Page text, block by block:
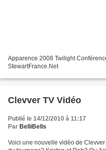
Apparence 2008 Twilight
StewartFrance.Net
Clevver TV Vidéo
Publié le 14/12/2010 à 11:17
Par BelliBells
Voici une nouvelle vidéo de